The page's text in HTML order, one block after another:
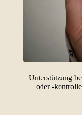
Unterstützung
oder -